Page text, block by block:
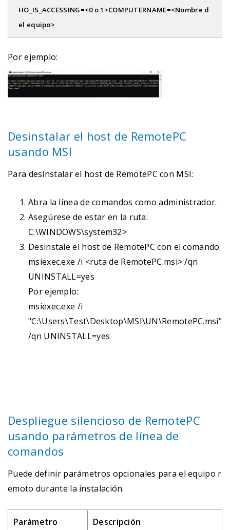
HO_IS_ACCESSING=<0 o 1>COMPUTERNAME=<Nombre d
el equipo>
Por ejemplo:
Desinstalar el host de RemotePC
usando MSI
Para desinstalar el host de RemotePC con MSI:
Abra la línea de comandos como administrador.
Asegúrese de estar en la ruta:
C:\WINDOWS\system32>
Desinstale el host de RemotePC con el comando:
msiexec.exe /i <ruta de RemotePC.msi> /qn
UNINSTALL=yes
Por ejemplo:
msiexec.exe /i
"C:\Users\Test\Desktop\MSI\UN\RemotePC.msi"
/qn UNINSTALL=yes
Despliegue silencioso de RemotePC
usando parámetros de línea de
comandos
Puede definir parámetros opcionales para el equipo r
emoto durante la instalación.
Parámetro Descripción